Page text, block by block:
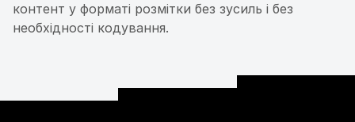
контент у форматі розмітки без зусиль і без
необхідності кодування.